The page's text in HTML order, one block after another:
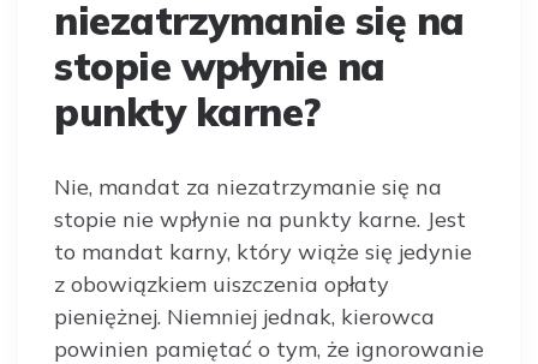
niezatrzymanie się na
stopie wpłynie na
punkty karne?
Nie, mandat za niezatrzymanie się na
stopie nie wpłynie na punkty karne. Jest
to mandat karny, który wiąże się jedynie
z obowiązkiem uiszczenia opłaty
pieniężnej. Niemniej jednak, kierowca
powinien pamiętać o tym, że ignorowanie